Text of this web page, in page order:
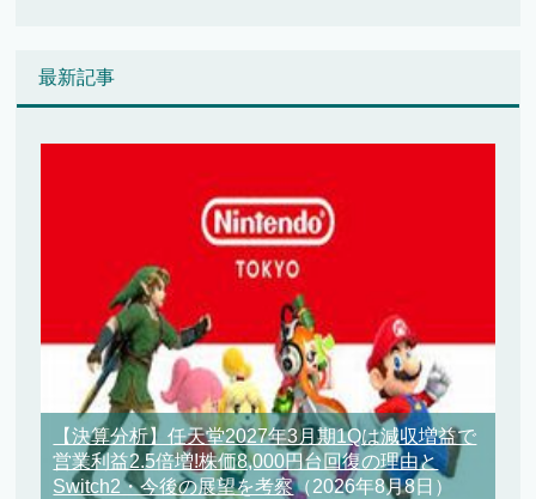
最新記事
【決算分析】任天堂2027年3月期1Qは減収増益で
営業利益2.5倍増!株価8,000円台回復の理由と
Switch2・今後の展望を考察（2026年8月8日）